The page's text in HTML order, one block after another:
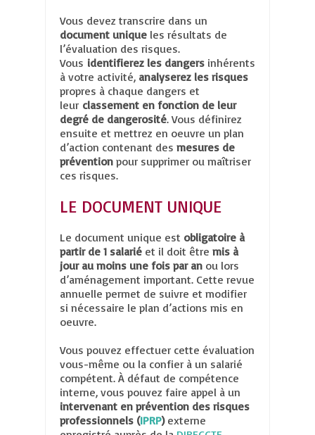
Vous devez transcrire dans un
document unique les résultats de
l’évaluation des risques.
Vous identifierez les dangers inhérents
à votre activité, analyserez les risques
propres à chaque dangers et
leur classement en fonction de leur
degré de dangerosité. Vous définirez
ensuite et mettrez en oeuvre un plan
d’action contenant des mesures de
prévention pour supprimer ou maîtriser
ces risques.
LE DOCUMENT UNIQUE
Le document unique est obligatoire à
partir de 1 salarié et il doit être mis à
jour au moins une fois par an ou lors
d’aménagement important. Cette revue
annuelle permet de suivre et modifier
si nécessaire le plan d’actions mis en
oeuvre.
Vous pouvez effectuer cette évaluation
vous-même ou la confier à un salarié
compétent. À défaut de compétence
interne, vous pouvez faire appel à un
intervenant en prévention des risques
professionnels (IPRP)externe